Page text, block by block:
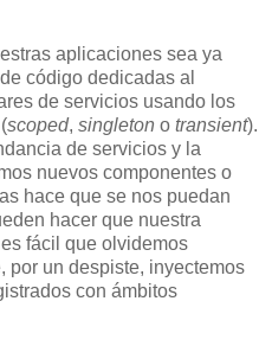
aplicaciones sea ya
código dedicadas al
de servicios usando los
scoped, singleton o transient).
de servicios y la
nuevos componentes o
hace que se nos puedan
hacer que nuestra
fácil que olvidemos
por un despiste, inyectemos
con ámbitos